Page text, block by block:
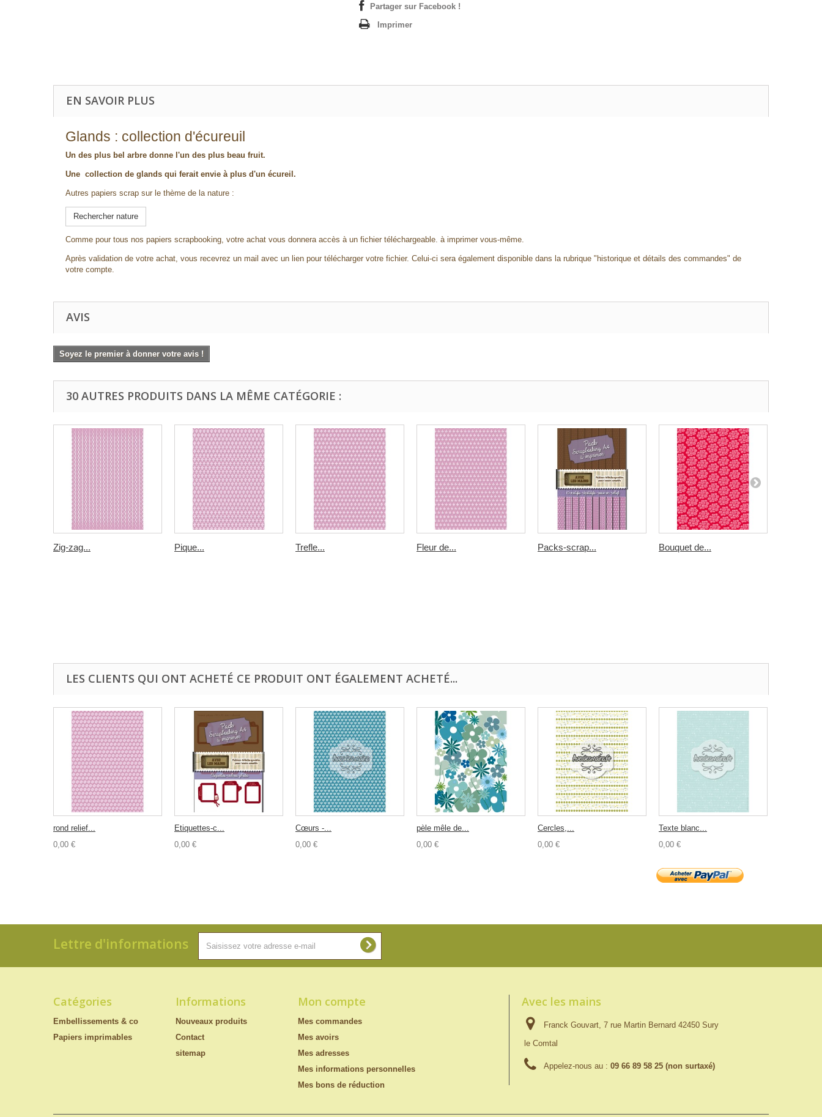
Partager sur Facebook !
Imprimer
EN SAVOIR PLUS
Glands : collection d'écureuil
Un des plus bel arbre donne l'un des plus beau fruit.
Une collection de glands qui ferait envie à plus d'un écureil.
Autres papiers scrap sur le thème de la nature :
Rechercher nature
Comme pour tous nos papiers scrapbooking, votre achat vous donnera accès à un fichier téléchargeable. à imprimer vous-même.
Après validation de votre achat, vous recevrez un mail avec un lien pour télécharger votre fichier. Celui-ci sera également disponible dans la rubrique "historique et détails des commandes" de
votre compte.
AVIS
Soyez le premier à donner votre avis !
30 AUTRES PRODUITS DANS LA MÊME CATÉGORIE :
Zig-zag... Pique... Trefle... Fleur de... Packs-scrap... Bouquet de...
LES CLIENTS QUI ONT ACHETÉ CE PRODUIT ONT ÉGALEMENT ACHETÉ...
rond relief...
0,00 €
Etiquettes-c...
0,00 €
Cœurs -...
0,00 €
pèle mêle de...
0,00 €
Cercles,...
0,00 €
Texte blanc...
0,00 €
Lettre d'informations
Catégories
Embellissements & co
Papiers imprimables
Informations
Nouveaux produits
Contact
sitemap
Mon compte
Mes commandes
Mes avoirs
Mes adresses
Mes informations personnelles
Mes bons de réduction
Avec les mains
Franck Gouvart, 7 rue Martin Bernard 42450 Sury
le Comtal
Appelez-nous au : 09 66 89 58 25 (non surtaxé)